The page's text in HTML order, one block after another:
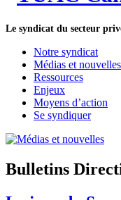
Le syndicat du secteur
Notre syndicat
Médias et nouvelles
Ressources
Enjeux
Moyens d’action
Se syndiquer
Bulletins